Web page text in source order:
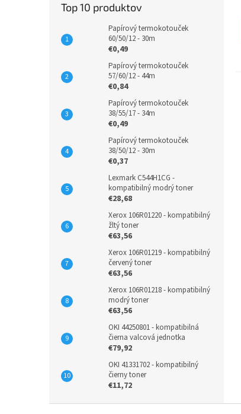
Top 10 produktov
Papírový termokotouček
60/50/12 - 30m
€0,49
Papírový termokotouček
57/60/12 - 44m
€0,84
Papírový termokotouček
38/55/17 - 34m
€0,49
Papírový termokotouček
38/50/12 - 30m
€0,37
Lexmark C544H1CG -
kompatibilný modrý toner
€28,68
Xerox 106R01220 - kompatibilný
žltý toner
€63,56
Xerox 106R01219 - kompatibilný
červený toner
€63,56
Xerox 106R01218 - kompatibilný
modrý toner
€63,56
OKI 44250801 - kompatibilná
čierna valcová jednotka
€79,92
OKI 41331702 - kompatibilný
čierny toner
€11,72